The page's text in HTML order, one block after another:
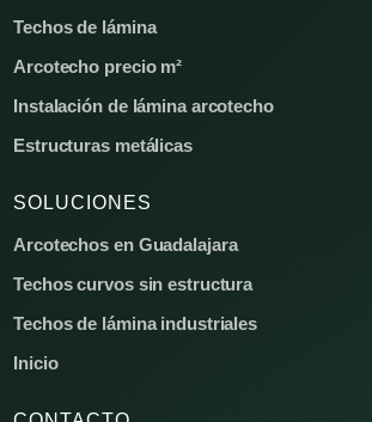
Techos de lámina
Arcotecho precio m²
Instalación de lámina arcotecho
Estructuras metálicas
SOLUCIONES
Arcotechos en Guadalajara
Techos curvos sin estructura
Techos de lámina industriales
Inicio